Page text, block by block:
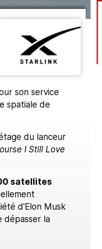
son service
spatiale de
du lanceur
I Still Love
satellites
d'Elon Musk
dépasser la